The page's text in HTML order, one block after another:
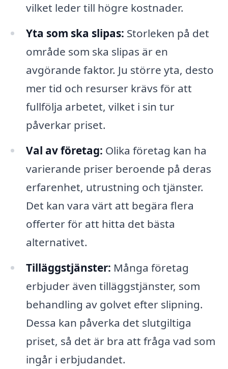
vilket leder till högre kostnader.
Yta som ska slipas: Storleken på det
område som ska slipas är en
avgörande faktor. Ju större yta, desto
mer tid och resurser krävs för att
fullfölja arbetet, vilket i sin tur
påverkar priset.
Val av företag: Olika företag kan ha
varierande priser beroende på deras
erfarenhet, utrustning och tjänster.
Det kan vara värt att begära flera
offerter för att hitta det bästa
alternativet.
Tilläggstjänster: Många företag
erbjuder även tilläggstjänster, som
behandling av golvet efter slipning.
Dessa kan påverka det slutgiltiga
priset, så det är bra att fråga vad som
ingår i erbjudandet.